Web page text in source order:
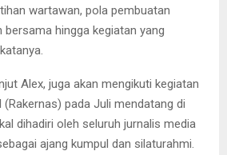
wartawan, pola pembuatan
hingga kegiatan yang
Alex, juga akan mengikuti kegiatan
(Rakernas) pada Juli mendatang di
dihadiri oleh seluruh jurnalis media
ajang kumpul dan silaturahmi.